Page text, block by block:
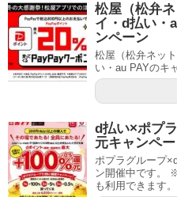
松屋（松弁
イ・d払い・
ンペーン
松屋（松弁ネッ
い・au PAYのキ
d払い×ポプ
元キャンペー
ポプラグループ
ン開催中です。
も利用できます